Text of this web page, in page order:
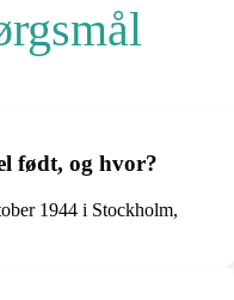
født, og hvor?
1944 i Stockholm,